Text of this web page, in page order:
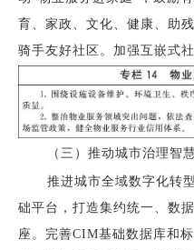
育、家政、文化、健康、助
骑手友好社区。加强互嵌式社
（三）推动城市治理智
推进城市全域数字化转
础平台，打造集约统一、数
座。完善CIM基础数据库和